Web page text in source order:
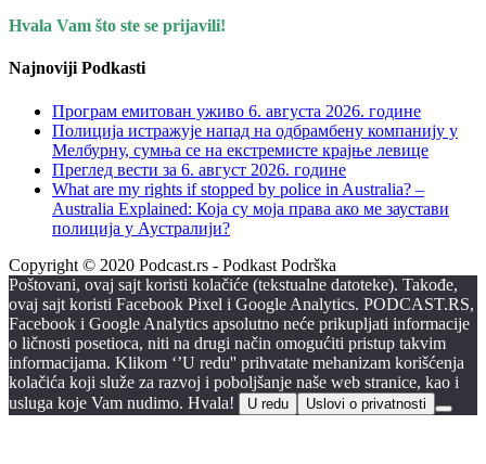
Hvala Vam što ste se prijavili!
Najnoviji Podkasti
Програм емитован уживо 6. августа 2026. годинe
Полиција истражује напад на одбрамбену компанију у
Мелбурну, сумња се на екстремисте крајње левице
Преглед вести за 6. август 2026. године
What are my rights if stopped by police in Australia? –
Australia Explained: Која су моја права ако ме заустави
полиција у Аустралији?
Copyright © 2020 Podcast.rs - Podkast Podrška
Poštovani, ovaj sajt koristi kolačiće (tekstualne datoteke). Takođe,
ovaj sajt koristi Facebook Pixel i Google Analytics. PODCAST.RS,
Facebook i Google Analytics apsolutno neće prikupljati informacije
o ličnosti posetioca, niti na drugi način omogućiti pristup takvim
informacijama. Klikom ‘’U redu'' prihvatate mehanizam korišćenja
kolačića koji služe za razvoj i poboljšanje naše web stranice, kao i
usluga koje Vam nudimo. Hvala!
U redu Uslovi o privatnosti